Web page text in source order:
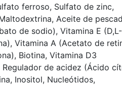
ferroso, Sulfato de zinc,
Aceite de
de sodio), Vitamina E (D,L-
Vitamina A (Acetato de
Biotina, Vitamina D3
de acidez (Ácido
Inositol, Nucleótidos,